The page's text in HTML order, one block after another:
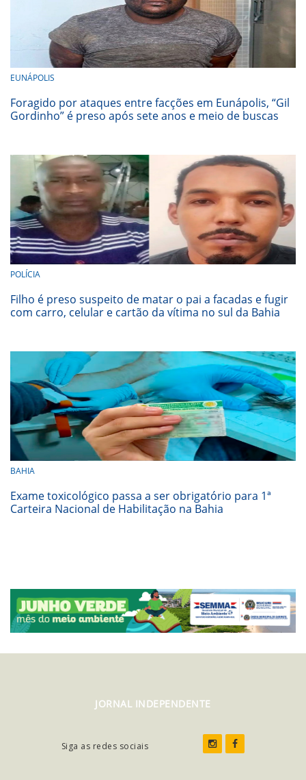
EUNÁPOLIS
Foragido por ataques entre facções em Eunápolis, “Gil
Gordinho” é preso após sete anos e meio de buscas
POLÍCIA
Filho é preso suspeito de matar o pai a facadas e fugir
com carro, celular e cartão da vítima no sul da Bahia
BAHIA
Exame toxicológico passa a ser obrigatório para 1ª
Carteira Nacional de Habilitação na Bahia
JORNAL INDEPENDENTE
Siga as redes sociais